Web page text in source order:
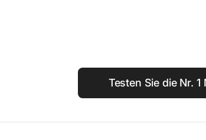
Testen Sie die Nr.